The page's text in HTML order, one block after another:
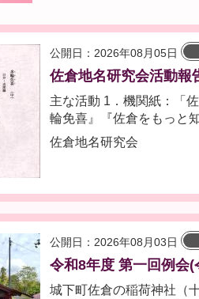
公開日：2026年08月05日
佐倉地名研究会活動報
主な活動 1．機関紙：「
輪免喜』『佐倉をもっと
佐倉地名研究会
公開日：2026年08月03日
令和8年度 第一回例会
城下町佐倉の稲荷神社（